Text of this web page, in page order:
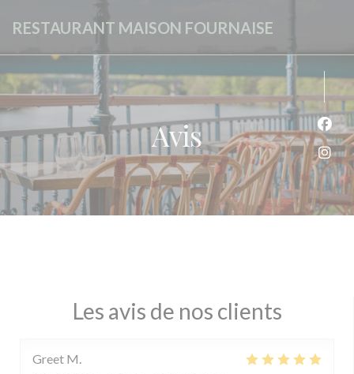
RESTAURANT MAISON FOURNAISE
Avis
Les avis de nos clients
Greet M